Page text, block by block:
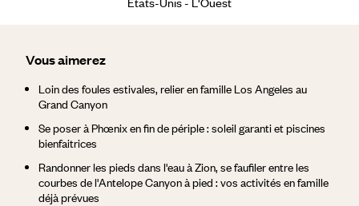
Vous aimerez
Loin des foules estivales, relier en famille Los Angeles au
Grand Canyon
Se poser à Phœnix en fin de périple : soleil garanti et piscines
bienfaitrices
Randonner les pieds dans l'eau à Zion, se faufiler entre les
courbes de l'Antelope Canyon à pied : vos activités en famille
déjà prévues